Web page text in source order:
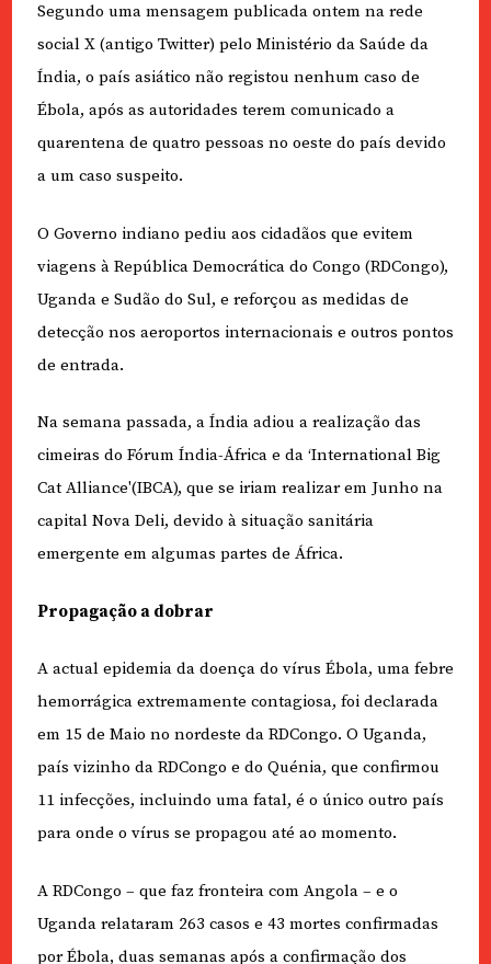
Segundo uma mensagem publicada ontem na rede
social X (antigo Twitter) pelo Ministério da Saúde da
Índia, o país asiático não registou nenhum caso de
Ébola, após as autoridades terem comunicado a
quarentena de quatro pessoas no oeste do país devido
a um caso suspeito.
O Governo indiano pediu aos cidadãos que evitem
viagens à República Democrática do Congo (RDCongo),
Uganda e Sudão do Sul, e reforçou as medidas de
detecção nos aeroportos internacionais e outros pontos
de entrada.
Na semana passada, a Índia adiou a realização das
cimeiras do Fórum Índia-África e da ‘International Big
Cat Alliance'(IBCA), que se iriam realizar em Junho na
capital Nova Deli, devido à situação sanitária
emergente em algumas partes de África.
Propagação a dobrar
A actual epidemia da doença do vírus Ébola, uma febre
hemorrágica extremamente contagiosa, foi declarada
em 15 de Maio no nordeste da RDCongo. O Uganda,
país vizinho da RDCongo e do Quénia, que confirmou
11 infecções, incluindo uma fatal, é o único outro país
para onde o vírus se propagou até ao momento.
A RDCongo – que faz fronteira com Angola – e o
Uganda relataram 263 casos e 43 mortes confirmadas
por Ébola, duas semanas após a confirmação dos